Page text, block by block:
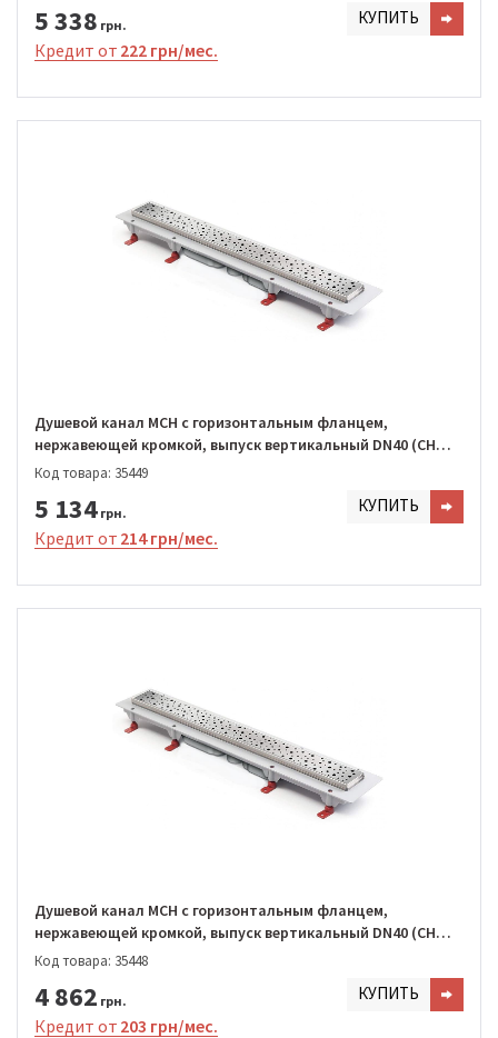
5 338 грн. КУПИТЬ
Кредит от 222 грн/мес.
Душевой канал MCH с горизонтальным фланцем,
нержавеющей кромкой, выпуск вертикальный DN40 (CH
850/S40 DN1)
Код товара: 35449
5 134 грн. КУПИТЬ
Кредит от 214 грн/мес.
Душевой канал MCH с горизонтальным фланцем,
нержавеющей кромкой, выпуск вертикальный DN40 (CH
750/S40 DN1)
Код товара: 35448
4 862 грн. КУПИТЬ
Кредит от 203 грн/мес.